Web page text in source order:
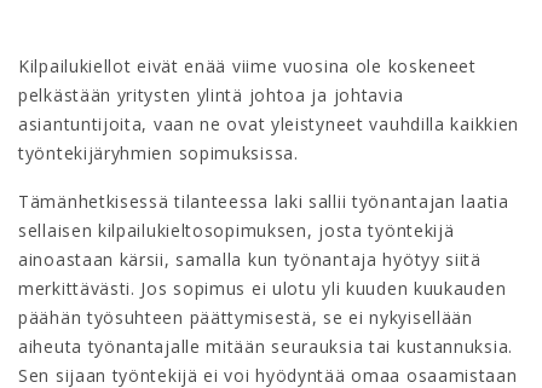
Kilpailukiellot eivät enää viime vuosina ole koskeneet
pelkästään yritysten ylintä johtoa ja johtavia
asiantuntijoita, vaan ne ovat yleistyneet vauhdilla kaikkien
työntekijäryhmien sopimuksissa.
Tämänhetkisessä tilanteessa laki sallii työnantajan laatia
sellaisen kilpailukieltosopimuksen, josta työntekijä
ainoastaan kärsii, samalla kun työnantaja hyötyy siitä
merkittävästi. Jos sopimus ei ulotu yli kuuden kuukauden
päähän työsuhteen päättymisestä, se ei nykyisellään
aiheuta työnantajalle mitään seurauksia tai kustannuksia.
Sen sijaan työntekijä ei voi hyödyntää omaa osaamistaan